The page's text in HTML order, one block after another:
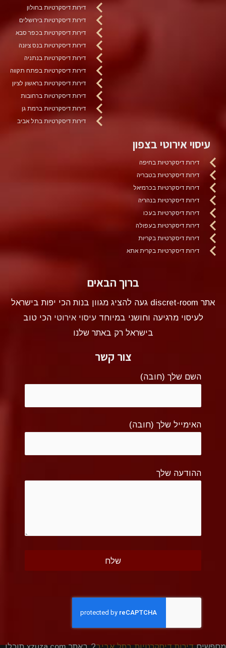
דירות דיסקרטיות בחולון
דירות דיסקרטיות בירושלים
דירות דיסקרטיות בכפר סבא
דירות דיסקרטיות בנס ציונה
דירות דיסקרטיות בנתניה
דירות דיסקרטיות בפתח תקווה
דירות דיסקרטיות בראשון לציון
דירות דיסקרטיות ברחובות
דירות דיסקרטיות ברמת גן
דירות דיסקרטיות בתל אביב
עיסוי אירוטי בצפון
דירות דיסקרטיות בחיפה
דירות דיסקרטיות בטבריה
דירות דיסקרטיות בכרמיאל
דירות דיסקרטיות בנהריה
דירות דיסקרטיות בעכו
דירות דיסקרטיות בעפולה
דירות דיסקרטיות בקריות
דירות דיסקרטיות בקרית אתא
ברוך הבאים
אתר discret-room געה להציג מגוון בנות הכי יפות בישראל
לעיסוי מרגיעה וחושני במיוחדעיסוי אירוטי הכי טוב
בישראל רק באתר שלנו
צור קשר
השם שלך (חובה)
האימייל שלך (חובה)
ההודעה שלך